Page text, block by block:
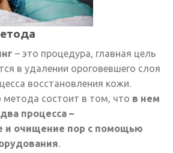
– это процедура, главная цель
в удалении ороговевшего слоя
восстановления кожи.
метода состоит в том, что в нем
процесса –
и очищение пор с помощью
.